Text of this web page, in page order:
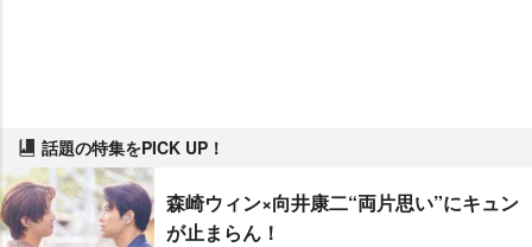
話題の特集をPICK UP！
森崎ウィン×向井康二“両片思い”にキュン
が止まらん！